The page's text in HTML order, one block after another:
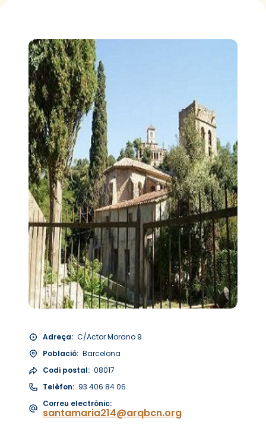
Adreça: C/Actor Morano 9
Població: Barcelona
Codi postal: 08017
Telèfon: 93 406 84 06
Correu electrònic:
santamaria214@arqbcn.org